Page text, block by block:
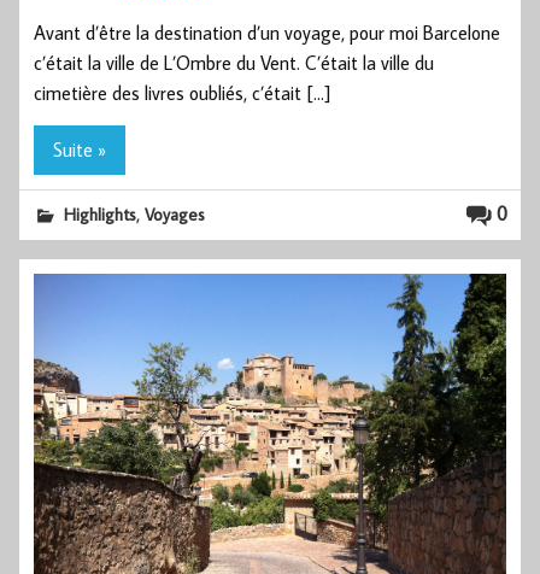
Avant d’être la destination d’un voyage, pour moi Barcelone
c’était la ville de L’Ombre du Vent. C’était la ville du
cimetière des livres oubliés, c’était […]
Suite »
0
Highlights,Voyages